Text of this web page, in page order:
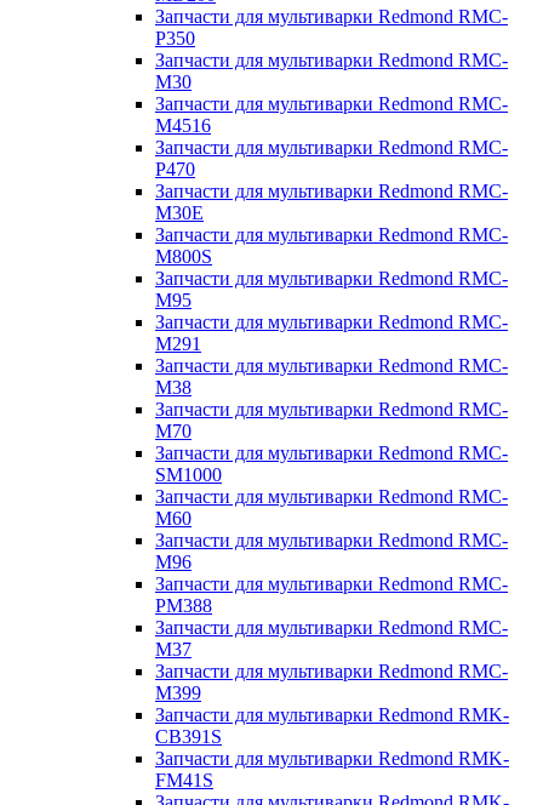
Запчасти для мультиварки Redmond RMC-
P350
Запчасти для мультиварки Redmond RMC-
M30
Запчасти для мультиварки Redmond RMC-
M4516
Запчасти для мультиварки Redmond RMC-
P470
Запчасти для мультиварки Redmond RMC-
M30E
Запчасти для мультиварки Redmond RMC-
M800S
Запчасти для мультиварки Redmond RMC-
M95
Запчасти для мультиварки Redmond RMC-
M291
Запчасти для мультиварки Redmond RMC-
M38
Запчасти для мультиварки Redmond RMC-
M70
Запчасти для мультиварки Redmond RMC-
SM1000
Запчасти для мультиварки Redmond RMC-
M60
Запчасти для мультиварки Redmond RMC-
M96
Запчасти для мультиварки Redmond RMC-
PM388
Запчасти для мультиварки Redmond RMC-
M37
Запчасти для мультиварки Redmond RMC-
M399
Запчасти для мультиварки Redmond RMK-
CB391S
Запчасти для мультиварки Redmond RMK-
FM41S